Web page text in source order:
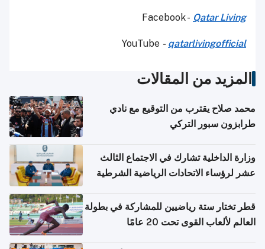
Facebook - Qatar Living
YouTube - qatarlivingofficial
المزيد من المقالات
محمد صلاح يقترب من التوقيع مع نادي
طرابزون سبور التركي
وزارة الداخلية تشارك في الاجتماع الثالث
عشر لرؤساء الاتحادات الرياضية الشرطية
قطر تختار ستة رياضيين للمشاركة في بطولة
العالم لألعاب القوى تحت 20 عامًا